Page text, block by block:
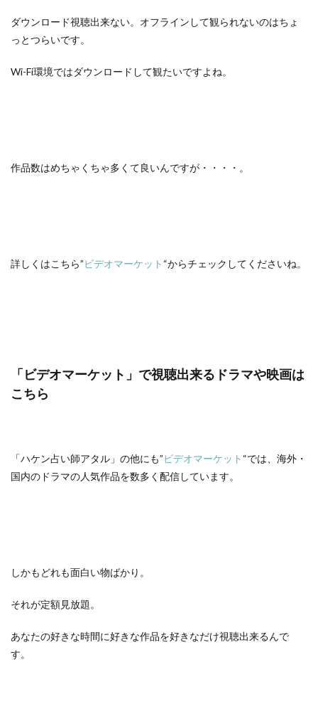
ダウンロード視聴出来ない。オフラインして観られないのはちょ
っとつらいです。
Wi-Fi環境ではダウンロードして観たいですよね。
作品数はめちゃくちゃ多くて良いんですが・・・・。
詳しくはこちら”ビデオマーケット “からチェックしてくださいね。
「ビデオマーケット」で視聴出来るドラマや映画は
こちら
「ハケン占い師アタル」の他にも”ビデオマーケット “では、海外・
国内のドラマの人気作品を数多く配信しています。
しかもどれも面白い物ばかり。
それが定額見放題。
あなたの好きな時間に好きな作品を好きなだけ視聴出来るんで
す。